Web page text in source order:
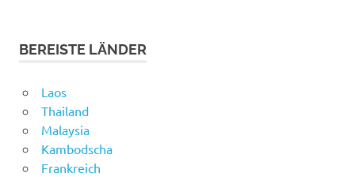
BEREISTE LÄNDER
Laos
Thailand
Malaysia
Kambodscha
Frankreich